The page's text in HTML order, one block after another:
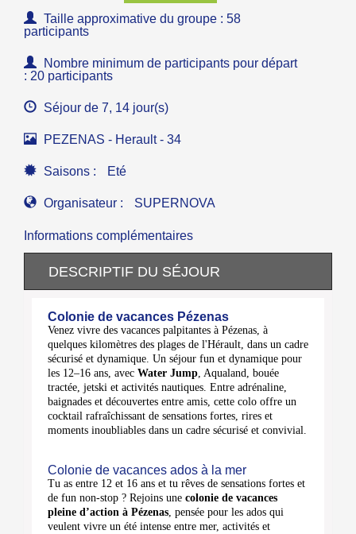
Taille approximative du groupe : 58
participants
Nombre minimum de participants pour départ
: 20 participants
Séjour de 7, 14 jour(s)
PEZENAS - Herault - 34
Saisons : Eté
Organisateur : SUPERNOVA
Informations complémentaires
DESCRIPTIF DU SÉJOUR
Colonie de vacances Pézenas
Venez vivre des vacances palpitantes à Pézenas, à
quelques kilomètres des plages de l'Hérault, dans un cadre
sécurisé et dynamique. Un séjour fun et dynamique pour
les 12–16 ans, avec Water Jump, Aqualand, bouée
tractée, jetski et activités nautiques. Entre adrénaline,
baignades et découvertes entre amis, cette colo offre un
cocktail rafraîchissant de sensations fortes, rires et
moments inoubliables dans un cadre sécurisé et convivial.
Colonie de vacances ados à la mer
Tu as entre 12 et 16 ans et tu rêves de sensations fortes et
de fun non-stop ? Rejoins une colonie de vacances
pleine d’action à Pézenas, pensée pour les ados qui
veulent vivre un été intense entre mer, activités et